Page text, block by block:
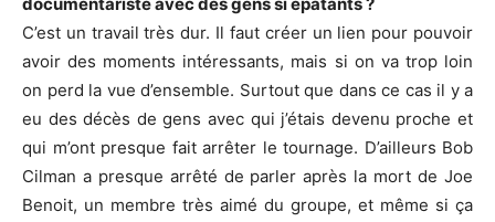
C’est un travail très dur. Il faut créer un lien pour pouvoir
avoir des moments intéressants, mais si on va trop loin
on perd la vue d’ensemble. Surtout que dans ce cas il y a
eu des décès de gens avec qui j’étais devenu proche et
qui m’ont presque fait arrêter le tournage. D’ailleurs Bob
Cilman a presque arrêté de parler après la mort de Joe
Benoit, un membre très aimé du groupe, et même si ça